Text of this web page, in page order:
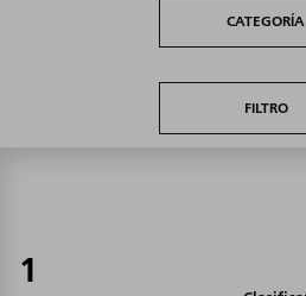
CATEGORÍA
FILTRO
1